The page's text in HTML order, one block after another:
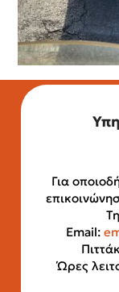
Για
Email:
Ώρες